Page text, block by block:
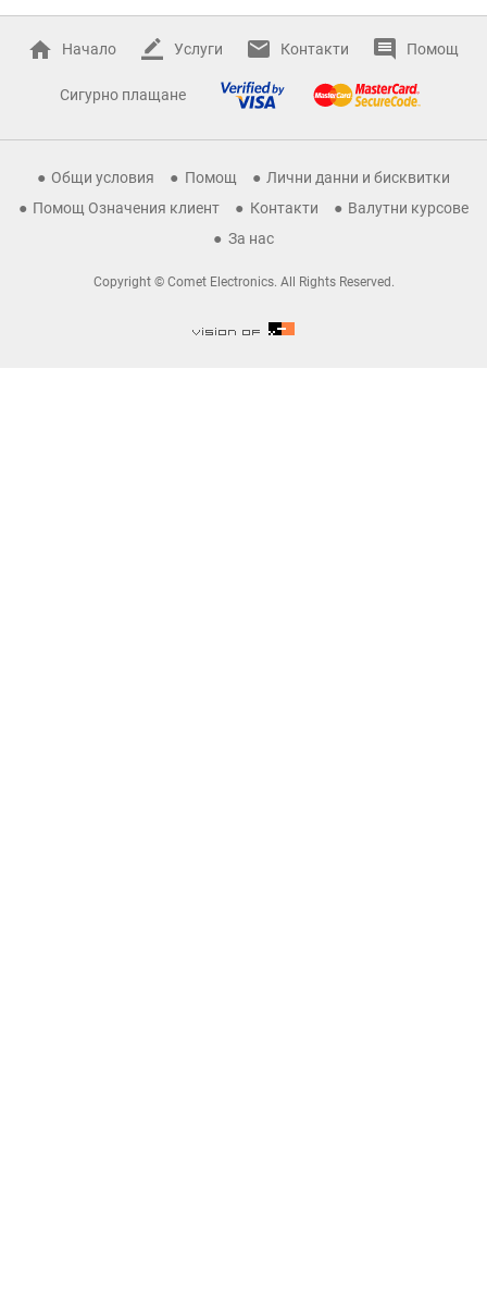
Начало Услуги Контакти Помощ
Сигурно плащане
Общи условия Помощ
Лични данни и бисквитки
Помощ Означения клиент
Контакти
Валутни курсове
За нас
Copyright © Comet Electronics. All Rights Reserved.